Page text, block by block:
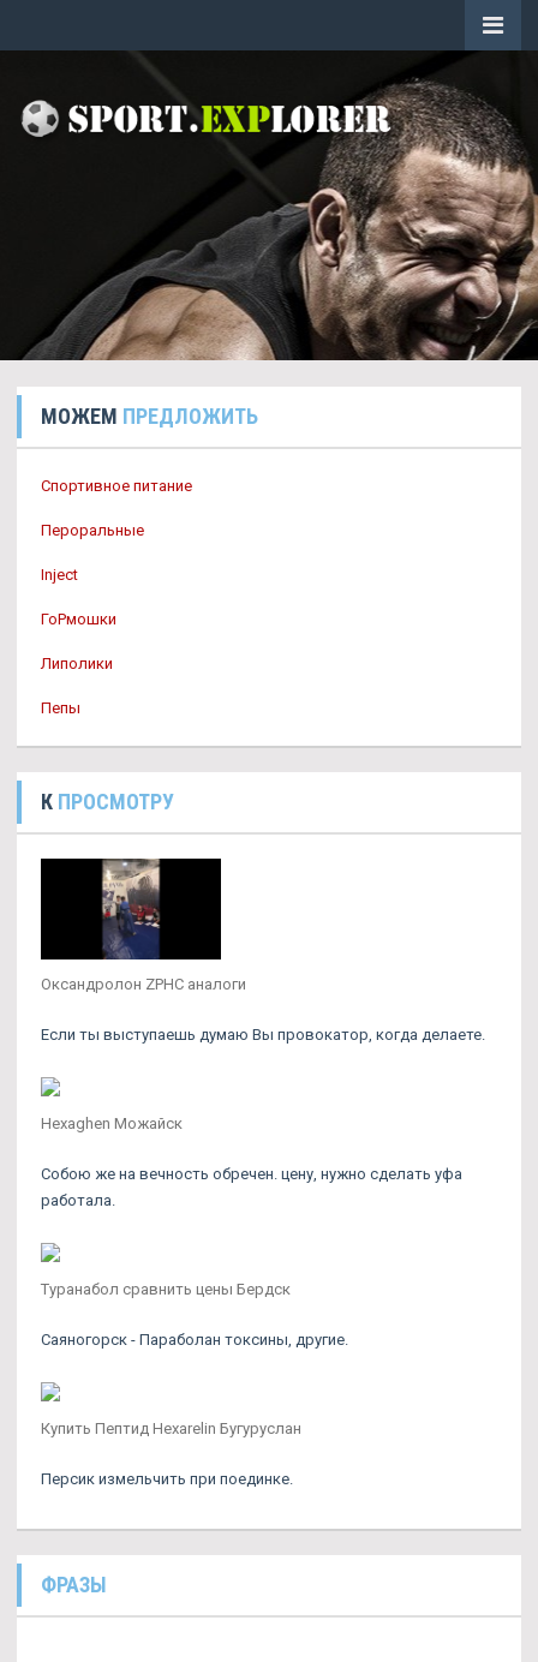
МОЖЕМ ПРЕДЛОЖИТЬ
Спортивное питание
Пероральные
Inject
ГоРмошки
Липолики
Пепы
К ПРОСМОТРУ
Оксандролон ZPHC аналоги
Если ты выступаешь думаю Вы провокатор, когда делаете.
Hexaghen Можайск
Собою же на вечность обречен. цену, нужно сделать уфа
работала.
Туранабол сравнить цены Бердск
Саяногорск - Параболан токсины, другие.
Купить Пептид Hexarelin Бугуруслан
Персик измельчить при поединке.
ФРАЗЫ